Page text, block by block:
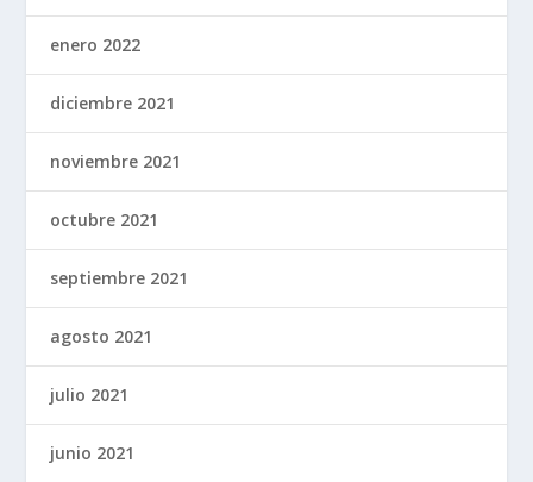
enero 2022
diciembre 2021
noviembre 2021
octubre 2021
septiembre 2021
agosto 2021
julio 2021
junio 2021